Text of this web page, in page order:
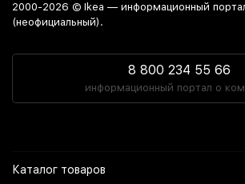
2000-2026 © Ikea — информационный
(неофициальный).
8 800 234 55 66
информационный портал о
Каталог товаров